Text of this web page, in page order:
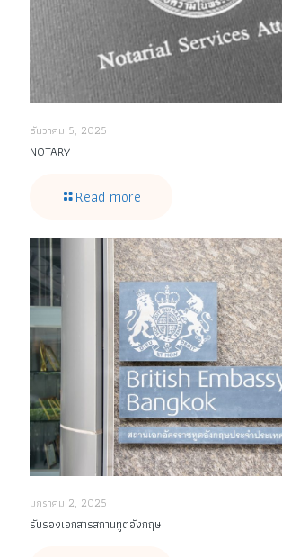
ธันวาคม 5, 2025
NOTARY
Read more
มกราคม 2, 2025
รับรองเอกสารสถานทูตอังกฤษ